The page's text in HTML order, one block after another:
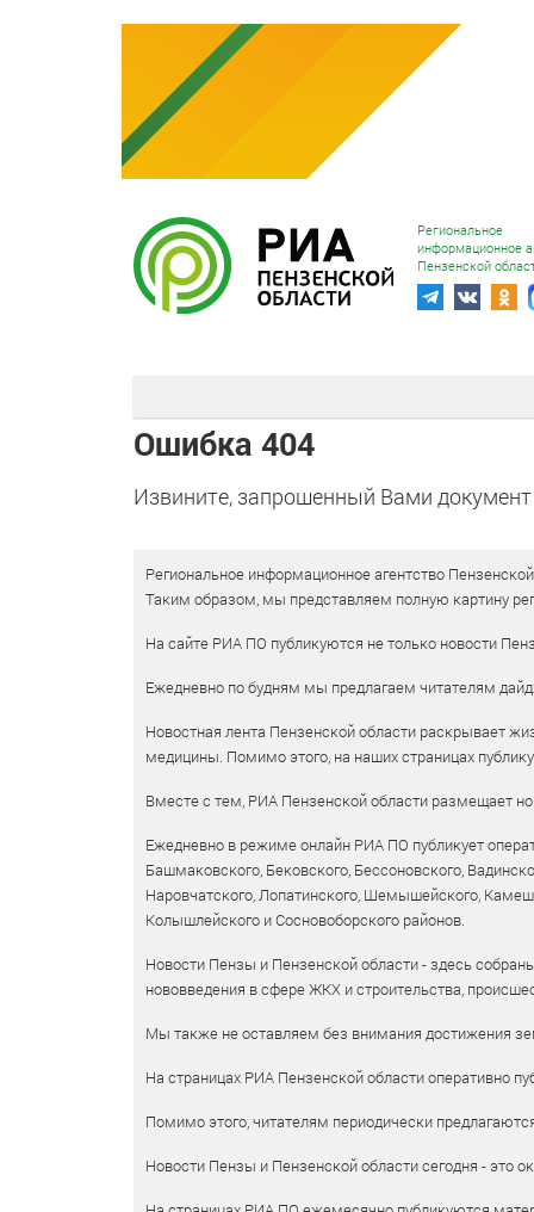
Региональное
информационное
Пензенской
Ошибка 404
Извините, запрошенный Вами документ
Региональное информационное агентство
Таким образом, мы представляем полную картину
На сайте РИА ПО публикуются не только новости
Ежедневно по будням мы предлагаем читателям
Новостная лента Пензенской области раскрывает
медицины. Помимо этого, на наших страницах
Вместе с тем, РИА Пензенской области размещает
Ежедневно в режиме онлайн РИА ПО публикует
Башмаковского, Бековского, Бессоновского,
Наровчатского, Лопатинского, Шемышейского,
Колышлейского и Сосновоборского районов.
Новости Пензы и Пензенской области - здесь
нововведения в сфере ЖКХ и строительства,
Мы также не оставляем без внимания достижения
На страницах РИА Пензенской области оперативно
Помимо этого, читателям периодически
Новости Пензы и Пензенской области сегодня - это